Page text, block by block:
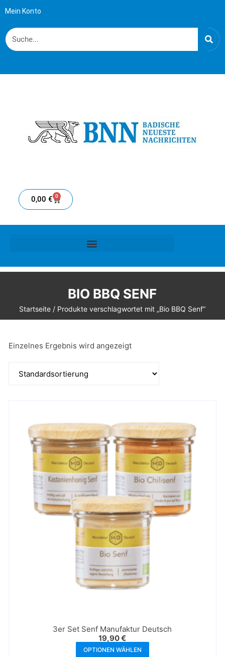
Mein Konto
0,00 € 0
BIO BBQ SENF
Startseite / Produkte verschlagwortet mit „Bio BBQ Senf“
Einzelnes Ergebnis wird angezeigt
3er Set Senf Manufaktur Deutsch
19,90 €
OPTIONEN WÄHLEN